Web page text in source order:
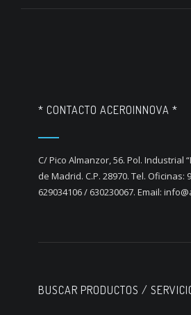
* CONTACTO ACEROINNOVA *
C/ Pico Almanzor, 56. Pol. Industrial
de Madrid. C.P. 28970. Tel. Oficinas:
629034106 / 630230067. Email:
BUSCAR PRODUCTOS /